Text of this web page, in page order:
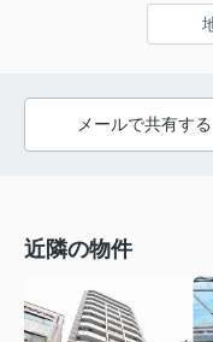
メールで共有する
近隣の物件